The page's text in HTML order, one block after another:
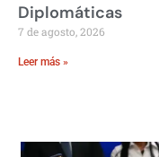
Diplomáticas
7 de agosto, 2026
Leer más »